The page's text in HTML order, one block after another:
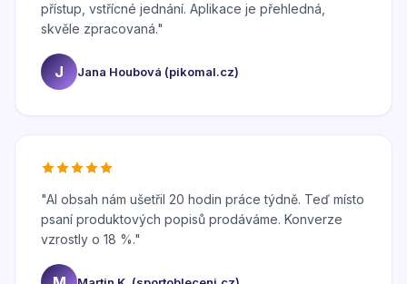
přístup, vstřícné jednání. Aplikace je přehledná,
skvěle zpracovaná."
J Jana Houbová (pikomal.cz)
"AI obsah nám ušetřil 20 hodin práce týdně. Teď místo
psaní produktových popisů prodáváme. Konverze
vzrostly o 18 %."